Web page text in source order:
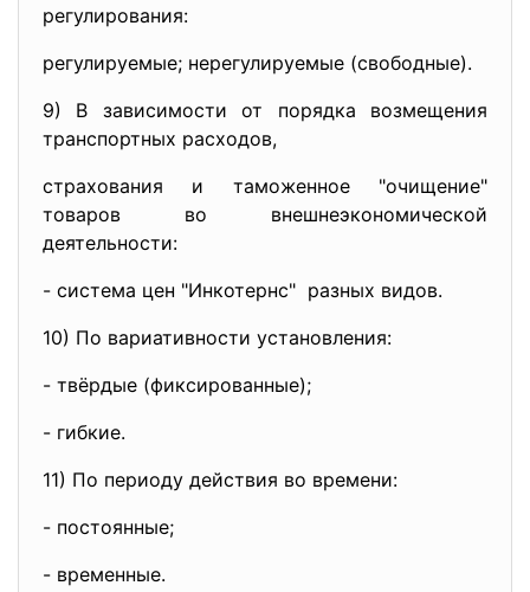
регулирования:
регулируемые; нерегулируемые (свободные).
9) В зависимости от порядка возмещения
транспортных расходов,
страхования и таможенное "очищение"
товаров во внешнеэкономической
деятельности:
- система цен "Инкотернс" разных видов.
10) По вариативности установления:
- твёрдые (фиксированные);
- гибкие.
11) По периоду действия во времени:
- постоянные;
- временные.